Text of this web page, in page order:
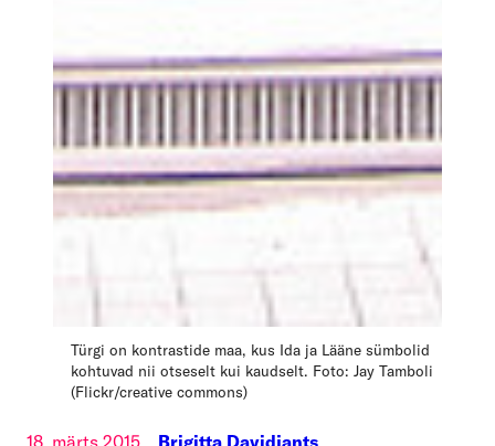
Türgi on kontrastide maa, kus Ida ja Lääne sümbolid
kohtuvad nii otseselt kui kaudselt. Foto: Jay Tamboli
(Flickr/creative commons)